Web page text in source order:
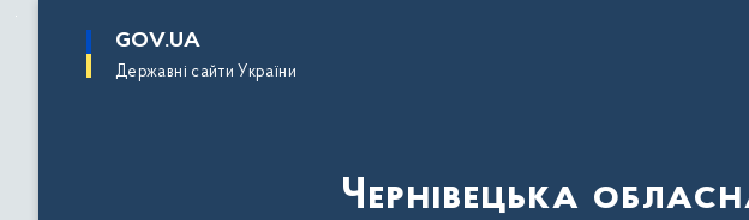
основного
GOV.UA
Державні сайти України
Чернівецька